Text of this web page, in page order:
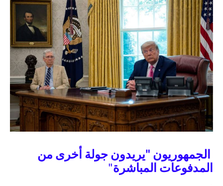
الجمهوريون "يريدون جولة أخرى من
المدفوعات المباشرة"